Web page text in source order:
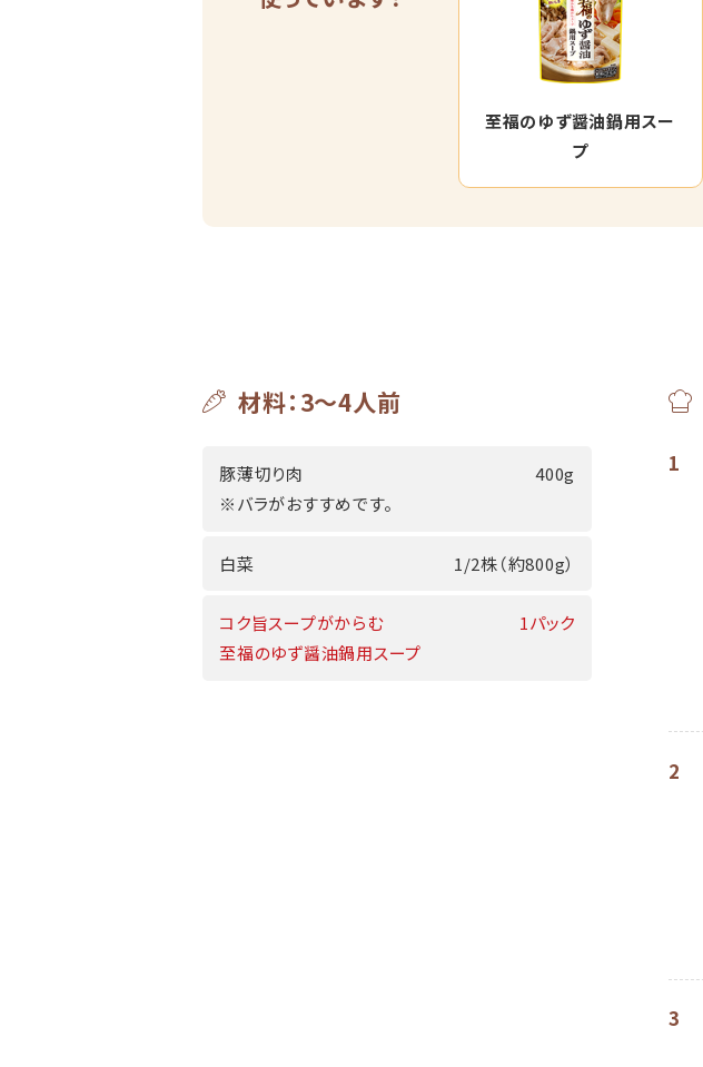
至福のゆず醤油鍋用スー
プ
材料：3～4人前
豚薄切り肉
※バラがおすすめです。
400g
白菜 1/2株（約800g）
コク旨スープがからむ
至福のゆず醤油鍋用スープ
1パック
1
2
3